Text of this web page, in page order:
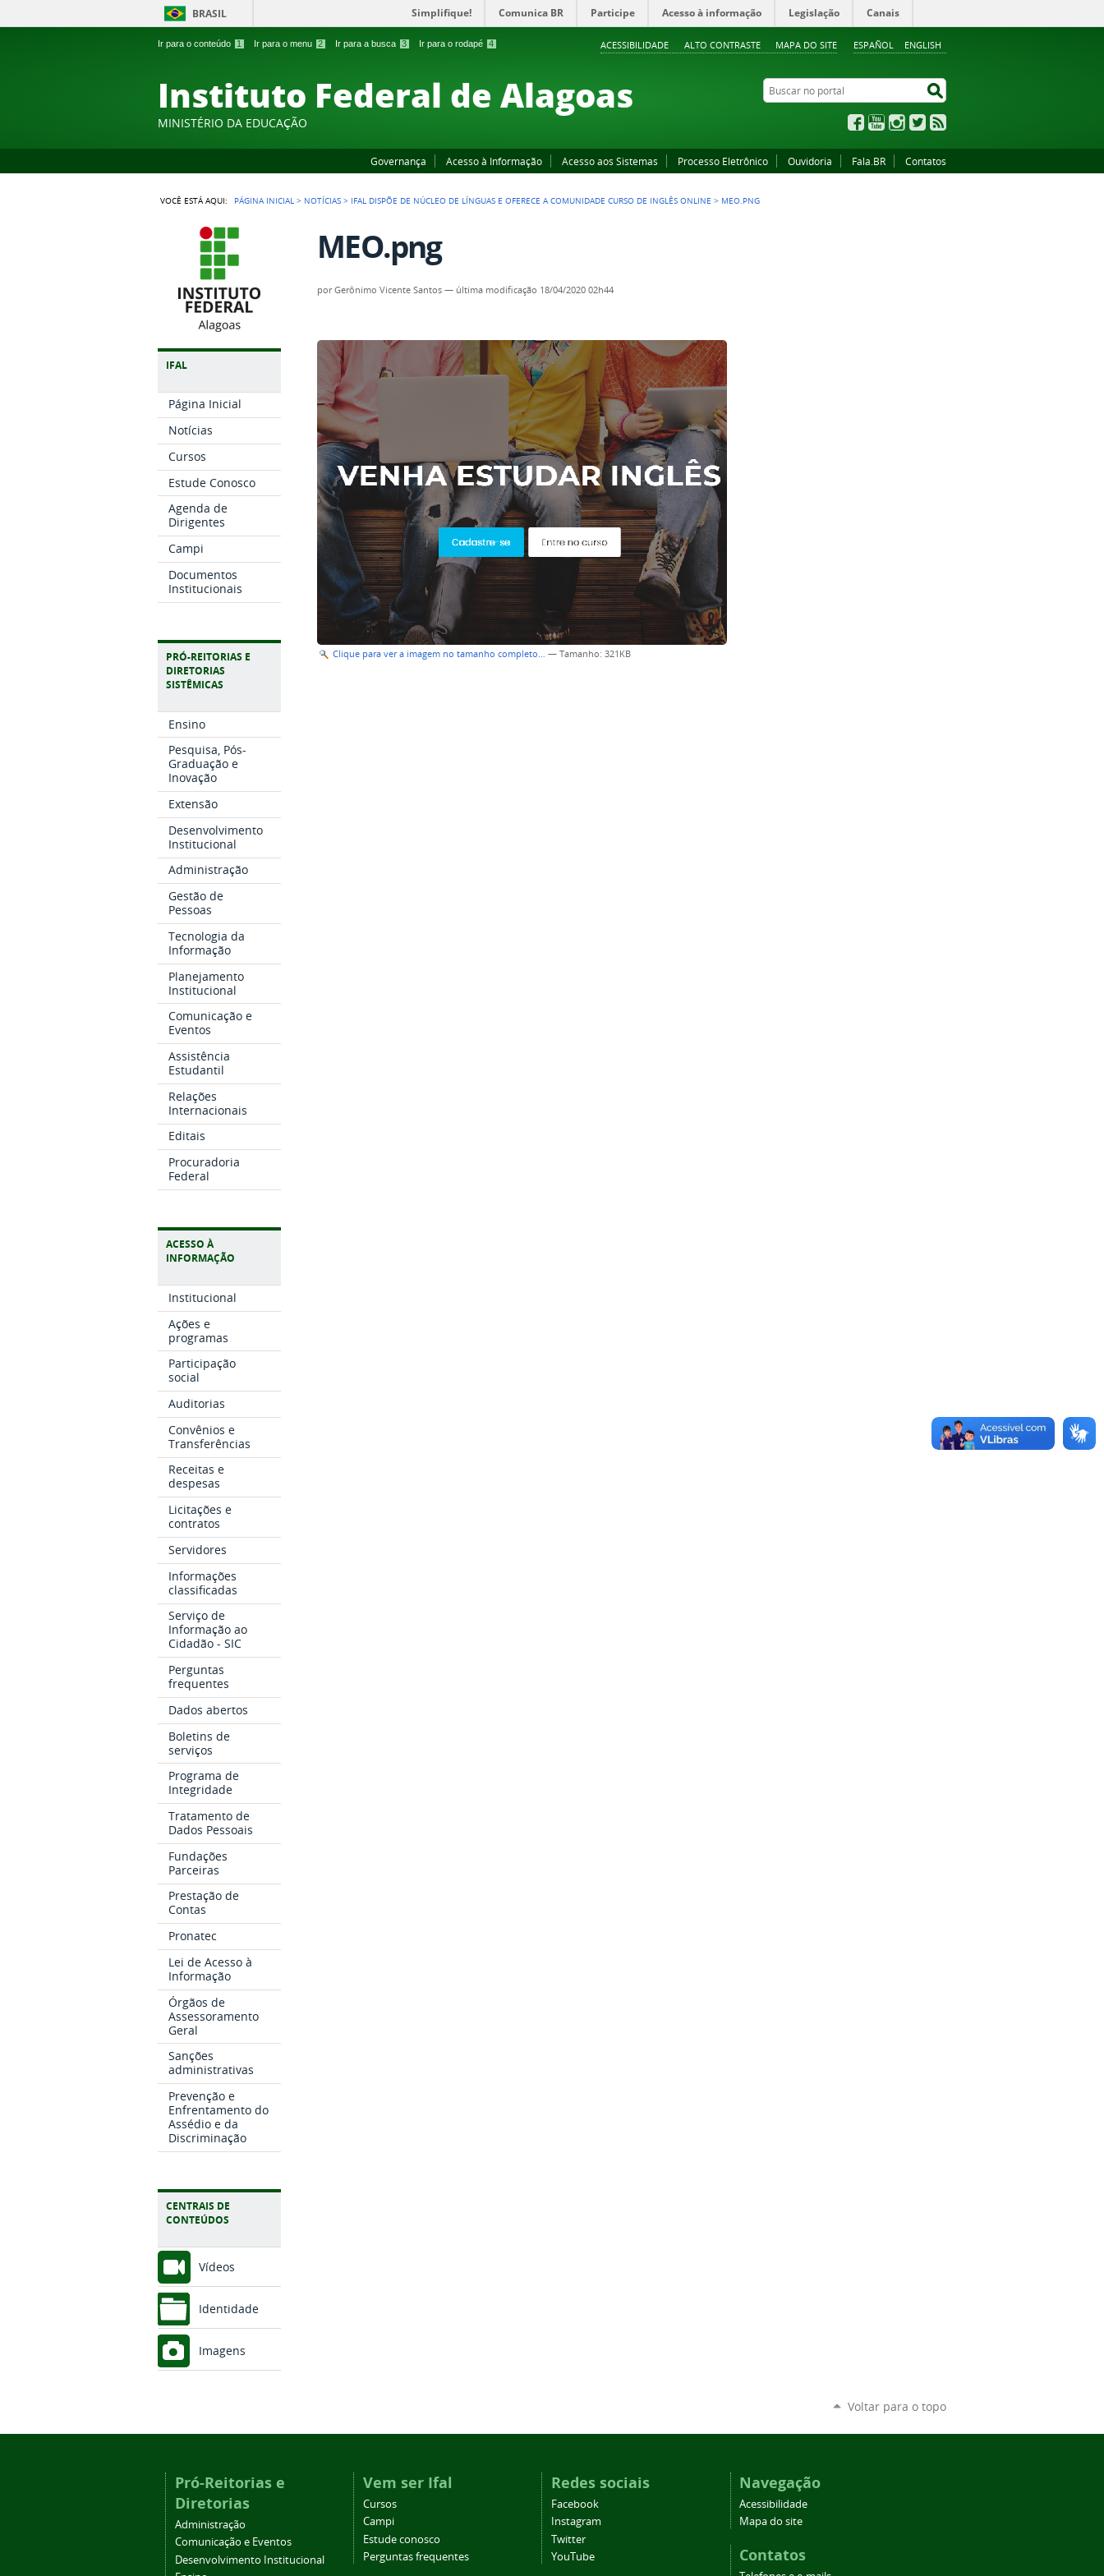
Ir para o conteúdo 1 Ir para o menu 2 Ir para a busca 3 Ir para o rodapé 4 ESPAÑOL ENGLISH
ACESSIBILIDADE ALTO CONTRASTE MAPA DO SITE
BRASIL Simplifique! Comunica BR Participe Acesso à informação Legislação Canais
Instituto Federal de Alagoas
MINISTÉRIO DA EDUCAÇÃO
Buscar no portal
FacebookYouTubeInstagram
Twitter
Governança Acesso à Informação Acesso aos Sistemas Processo Eletrônico Ouvidoria Fala.BR Contatos
VOCÊ ESTÁ AQUI: PÁGINA INICIAL > NOTÍCIAS > IFAL DISPÕE DE NÚCLEO DE LÍNGUAS E OFERECE A COMUNIDADE CURSO DE INGLÊS ONLINE > MEO.PNG
IFAL
Página Inicial
Notícias
Cursos
Estude Conosco
Agenda de
Dirigentes
Campi
Documentos
Institucionais
PRÓ-REITORIAS E
DIRETORIAS
SISTÊMICAS
Ensino
Pesquisa, Pós-
Graduação e
Inovação
Extensão
Desenvolvimento
Institucional
Administração
Gestão de
Pessoas
Tecnologia da
Informação
Planejamento
Institucional
Comunicação e
Eventos
Assistência
Estudantil
Relações
Internacionais
Editais
Procuradoria
Federal
ACESSO À
INFORMAÇÃO
Institucional
Ações e
programas
Participação
social
Auditorias
Convênios e
Transferências
Receitas e
despesas
Licitações e
contratos
Servidores
Informações
classificadas
Serviço de
Informação ao
Cidadão - SIC
Perguntas
frequentes
Dados abertos
Boletins de
serviços
Programa de
Integridade
Tratamento de
Dados Pessoais
Fundações
Parceiras
Prestação de
Contas
Pronatec
Lei de Acesso à
Informação
Órgãos de
Assessoramento
Geral
Sanções
administrativas
Prevenção e
Enfrentamento do
Assédio e da
Discriminação
CENTRAIS DE
CONTEÚDOS
Vídeos
Identidade
Imagens
MEO.png
porGerônimo Vicente Santos — última modificação 18/04/2020 02h44
Clique para ver a imagem no tamanho completo… —Tamanho: 321KB
Voltar para o topo
Pró-Reitorias e
Diretorias
Administração
Comunicação e Eventos
Desenvolvimento Institucional
Vem ser Ifal
Cursos
Campi
Estude conosco
Perguntas frequentes
Redes sociais
Facebook
Instagram
Twitter
YouTube
Navegação
Acessibilidade
Mapa do site
Contatos